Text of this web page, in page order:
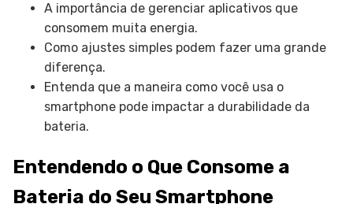
A importância de gerenciar aplicativos que
consomem muita energia.
Como ajustes simples podem fazer uma grande
diferença.
Entenda que a maneira como você usa o
smartphone pode impactar a durabilidade da
bateria.
Entendendo o Que Consome a
Bateria do Seu Smartphone